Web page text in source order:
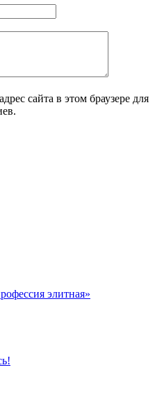
сайта в этом браузере для
элитная»